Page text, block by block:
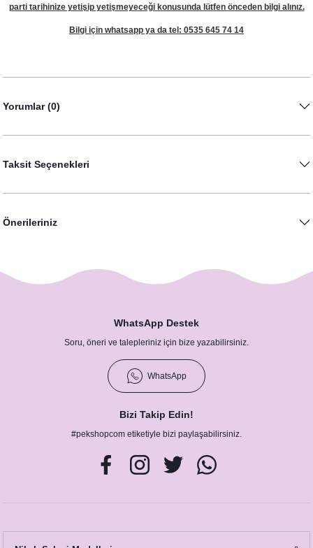
parti tarihinize yetişip yetişmeyeceği konusunda lütfen önceden bilgi alınız.
Bilgi için whatsapp ya da tel: 0535 645 74 14
Yorumlar (0)
Taksit Seçenekleri
Önerileriniz
WhatsApp Destek
Soru, öneri ve talepleriniz için bize yazabilirsiniz.
WhatsApp
Bizi Takip Edin!
#pekshopcom etiketiyle bizi paylaşabilirsiniz.